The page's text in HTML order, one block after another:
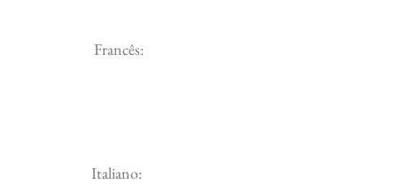
Francês:
Italiano: